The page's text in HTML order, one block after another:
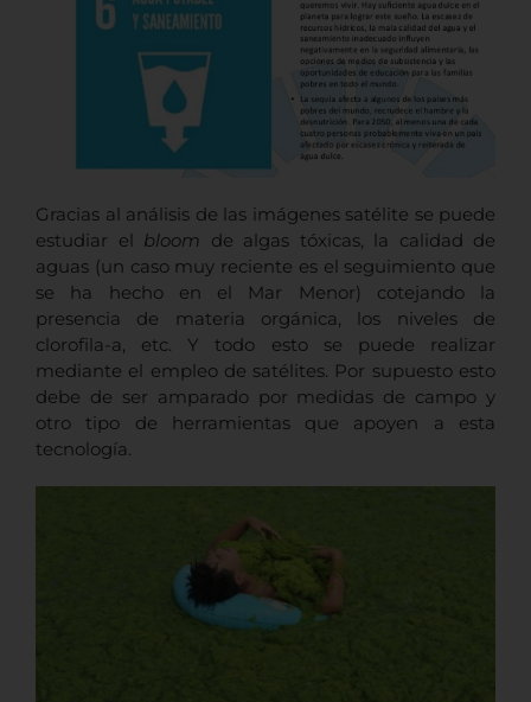
Gracias al análisis de las imágenes satélite se puede
estudiar el bloom de algas tóxicas, la calidad de
aguas (un caso muy reciente es el seguimiento que
se ha hecho en el Mar Menor) cotejando la
presencia de materia orgánica, los niveles de
clorofila-a, etc. Y todo esto se puede realizar
mediante el empleo de satélites. Por supuesto esto
debe de ser amparado por medidas de campo y
otro tipo de herramientas que apoyen a esta
tecnología.